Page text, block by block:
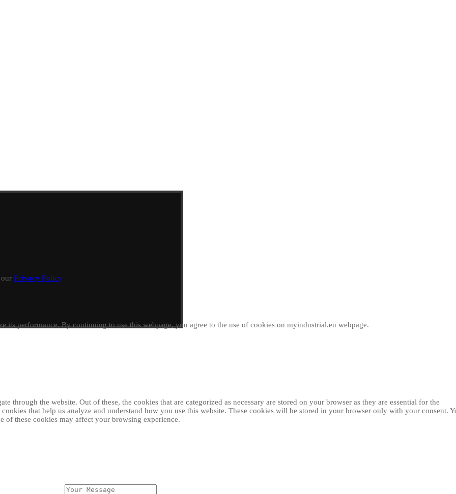
Privacy Policy
its performance. By continuing to use this webpage, you agree to the use of cookies on myindustrial.eu webpage.
through the website. Out of these, the cookies that are categorized as necessary are stored on your browser as they are essential for the
that help us analyze and understand how you use this website. These cookies will be stored in your browser only with your consent.
of these cookies may affect your browsing experience.